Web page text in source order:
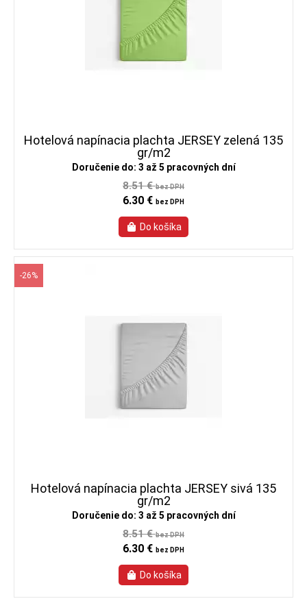
Hotelová napínacia plachta JERSEY zelená 135
gr/m2
Doručenie do: 3 až 5 pracovných dní
8.51 €bez DPH
6.30 € bez DPH
-26%
Hotelová napínacia plachta JERSEY sivá 135
gr/m2
Doručenie do: 3 až 5 pracovných dní
8.51 €bez DPH
6.30 € bez DPH